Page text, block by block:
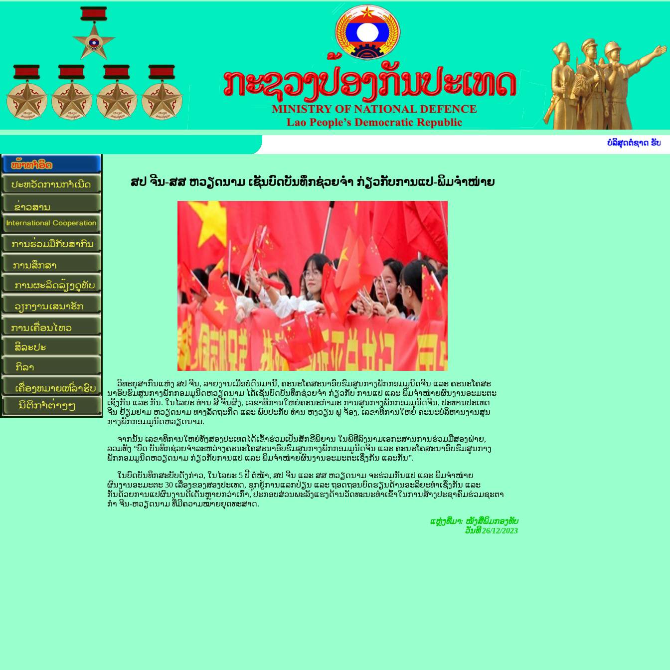
ບໍລິສຸດຕໍ່ຊາດ ຮັບໃຊ້
ສປ ຈີນ-​ສສ ຫວຽດນາມ ເຊັນ​ບົດ​ບັນທຶກ​ຊ່ວຍ​ຈຳ​ ກ່ຽວ​ກັບ​ການ​ແປ-ພິມ​ຈຳໜ່າຍ
ວິທະຍຸ​ສາກົນ​ແຫ່ງ ​ສປ ຈີນ, ລາຍ​ງານ​ເມື່ອ​ບໍ່​ດົນ​ມາ​ນີ້, ຄະນະ​ໂຄສະນາ​ອົບຮົມ​ສູນ​ກາງ​ພັກ​ກອມ​ມູ​ນິດ​ຈີນ ແລະ ຄະນະ​ໂຄສະ
ນາ​ອົບຮົມ​ສູນ​ກາງ​ພັກ​ກອມ​ມູ​ນິດຫວຽດນາມ ໄດ້​ເຊັນ​ບົດ​ບັນທຶກ​ຊ່ວຍ​ຈຳ ກ່ຽວ​ກັບ ການ​ແປ ແລະ ພິມ​ຈຳໜ່າຍ​ຜົນງານ​ອະມະຕະ​
ເຊິ່ງ​ກັນ ແລະ ກັນ. ໃນ​ໄລຍະ ທ່ານ ສີ ຈິ້ນ​ຜິງ, ເລຂາທິການ​ໃຫຍ່​ຄະນະ​ກຳມະ ການ​ສູນ​ກາງ​ພັກ​ກອມ​ມູ​ນິດ​ຈີນ, ປະທານປະເທດ​
ຈີນ ຢ້ຽມຢາມ ຫວຽດນາມ ທາງ​ລັດ​ຖະ​ກິດ ແລະ ພົບ​ປະ​ກັບ ​ທ່ານ ຫງວ​​ຽນ ຟູ​ ຈ້ອງ, ເລຂາທິການ​ໃຫຍ່ ຄະນະ​ບໍລິຫານ​ງານ​ສູນ
​ກາງ​ພັກ​ກອມມູ​ນິດຫວຽດນາມ.
ຈາກ​ນັ້ນ ເລຂາທິການ​ໃຫຍ່ທັງ​ສອງ​ປະເທດໄດ້​ເຂົ້າ​ຮ່ວມ​ເປັນ​ສັກຂີ​ພິຍານ ໃນ​ພິທີ​ລົງ​ນາມ​ເອກະສານ​ການ​ຮ່ວມ​ມື​ສອງ​ຝ່າຍ,
ລວມ​ທັງ “ບົດ ບັນທຶກ​ຊ່ວຍ​ຈຳ​ລະຫວ່າງຄະນະໂຄສະນາ​ອົບຮົມ​ສູນ​ກາງ​ພັກ​ກອມ​ມູ​ນິດ​ຈີນ ແລະ ຄະນະ​ໂຄສະນາ​ອົບຮົມ​ສູນ​ກາງ​
ພັກກອມ​ມູ​ນິດຫວຽດນາມ ກ່ຽວ​ກັບການ​ແປ ແລະ ພິມ​ຈຳໜ່າຍ​ຜົນງານ​ອະມະຕະ​ເຊິ່ງ​ກັນ ແລະ​ກັນ”.
ໃນ​ບົດ​ບັນທຶກ​ສະບັບ​ດັ່ງກ່າວ, ໃນ​ໄລຍະ 5 ປີ ​ຕໍ່ໜ້າ, ​ສປ ຈີນ ແລະ ​ສສ ຫວຽດນາມ ຈະ​ຮ່ວມ​ກັນ​ແປ ແລະ ພິມ​ຈຳໜ່າຍ​
ຜົນງານ​ອະມະຕະ 30 ເລື່ອງ​ຂອງ​ສອງ​ປະເທດ, ຊຸກຍູ້​ການ​ແລກປ່ຽນ ແລະ ຖອດ​ຖອນບົດຮຽນ​ດ້ານ​ອະລິຍະ​ທຳ​ເຊິ່ງ​ກັນ ແລະ
ກັນ​ດ້ວຍ​ການ​ແປ​ຜົນງານ​ດີເດັ່ນ​ຫຼາຍ​ກວ່າ​ເກົ່າ, ປະກອບສ່ວນພະລັງ​ແຮງ​ດ້ານ​ວັດທະນະທຳເຂົ້າ​ໃນ​ການ​ສ້າງ​ປະຊາ​ຄົມ​ຮ່ວມ​ຊະ​ຕາ​
ກຳ ຈີນ-ຫວຽດນາມ ທີ່​ມີ​ຄວາມ​ໝາຍຍຸດ​ທະ​ສາດ.
ແຫຼ່ງທີ່ມາ: ໜັງສືພິມກອງທັບ
ວັນທີ 26/12/2023